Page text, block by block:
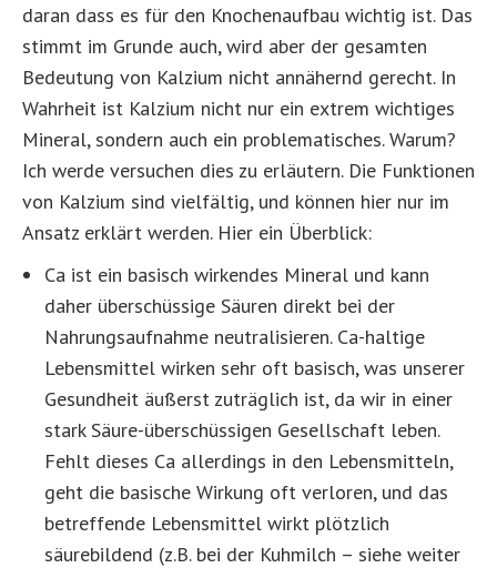
daran dass es für den Knochenaufbau wichtig ist. Das
stimmt im Grunde auch, wird aber der gesamten
Bedeutung von Kalzium nicht annähernd gerecht. In
Wahrheit ist Kalzium nicht nur ein extrem wichtiges
Mineral, sondern auch ein problematisches. Warum?
Ich werde versuchen dies zu erläutern. Die Funktionen
von Kalzium sind vielfältig, und können hier nur im
Ansatz erklärt werden. Hier ein Überblick:
Ca ist ein basisch wirkendes Mineral und kann
daher überschüssige Säuren direkt bei der
Nahrungsaufnahme neutralisieren. Ca-haltige
Lebensmittel wirken sehr oft basisch, was unserer
Gesundheit äußerst zuträglich ist, da wir in einer
stark Säure-überschüssigen Gesellschaft leben.
Fehlt dieses Ca allerdings in den Lebensmitteln,
geht die basische Wirkung oft verloren, und das
betreffende Lebensmittel wirkt plötzlich
säurebildend (z.B. bei der Kuhmilch – siehe weiter